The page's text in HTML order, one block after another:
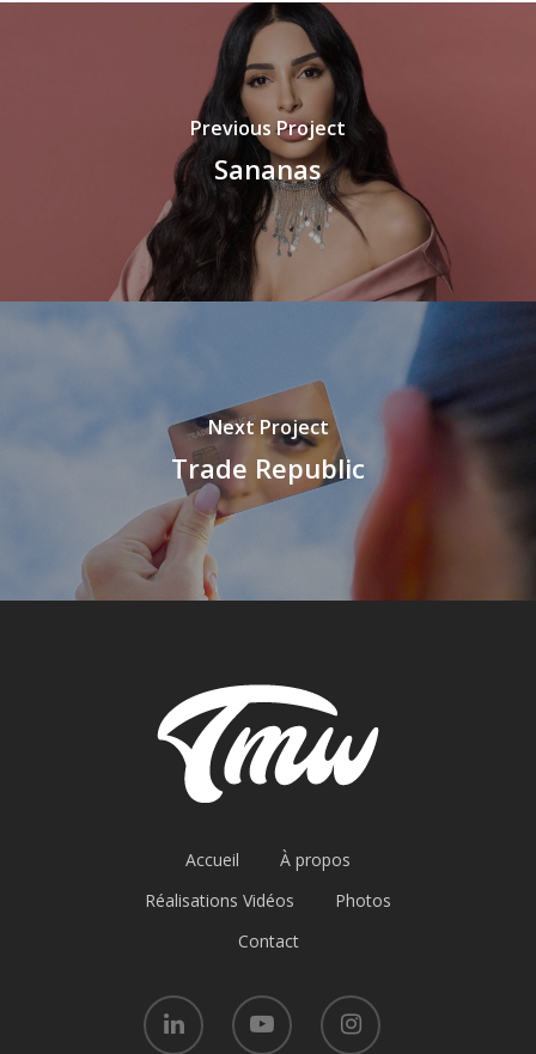
Previous Project
Sananas
Next Project
Trade Republic
Accueil
À propos
Réalisations Vidéos
Photos
Contact